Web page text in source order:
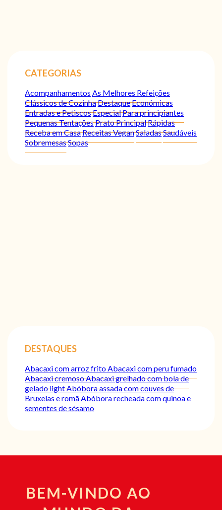
CATEGORIAS
Acompanhamentos As Melhores Refeições
Clássicos de CozinhaDestaqueEconómicas
Entradas e PetiscosEspecialPara principiantes
Pequenas TentaçõesPrato PrincipalRápidas
Receba em CasaReceitas VeganSaladasSaudáveis
SobremesasSopas
DESTAQUES
Abacaxi com arroz fritoAbacaxi com peru fumado
Abacaxi cremosoAbacaxi grelhado com bola de
gelado lightAbóbora assada com couves de
Bruxelas e romãAbóbora recheada com quinoa e
sementes de sésamo
BEM-VINDO AO